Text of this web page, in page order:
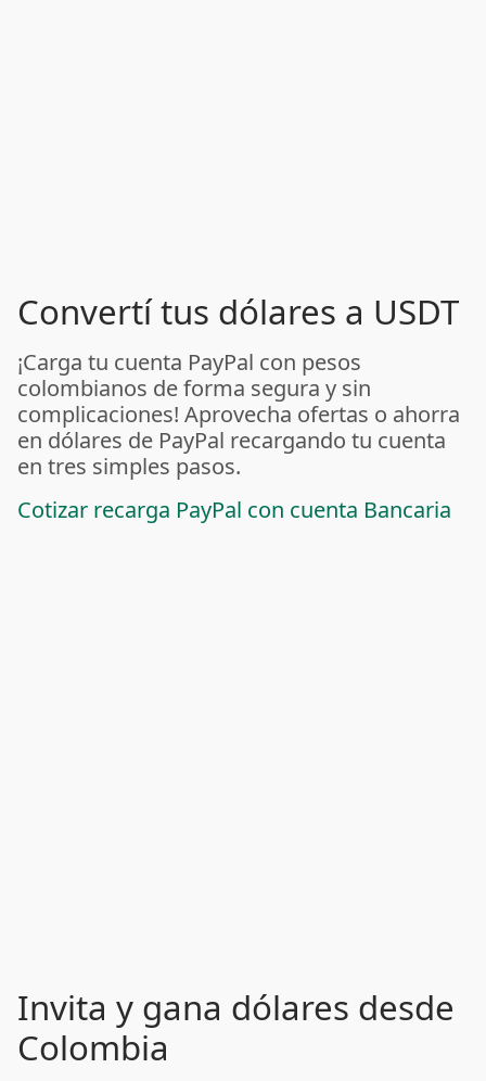
Convertí tus dólares a USDT
¡Carga tu cuenta PayPal con pesos
colombianos de forma segura y sin
complicaciones! Aprovecha ofertas o ahorra
en dólares de PayPal recargando tu cuenta
en tres simples pasos.
Cotizar recarga PayPal con cuenta Bancaria
Invita y gana dólares desde
Colombia